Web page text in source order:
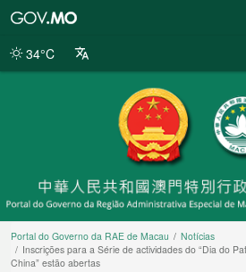
da
34°C
Portal do Governo da RAE de Macau
Notícias
Inscrições para a Série de actividades do “Dia do
China” estão abertas